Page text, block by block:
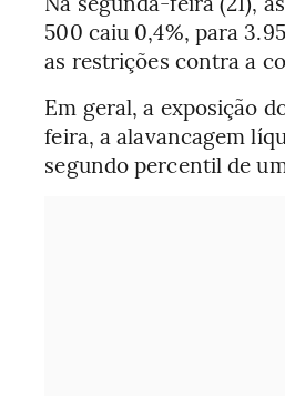
500 caiu 0,4%, para
as restrições contra a
Em geral, a exposição
feira, a alavancagem
segundo percentil de